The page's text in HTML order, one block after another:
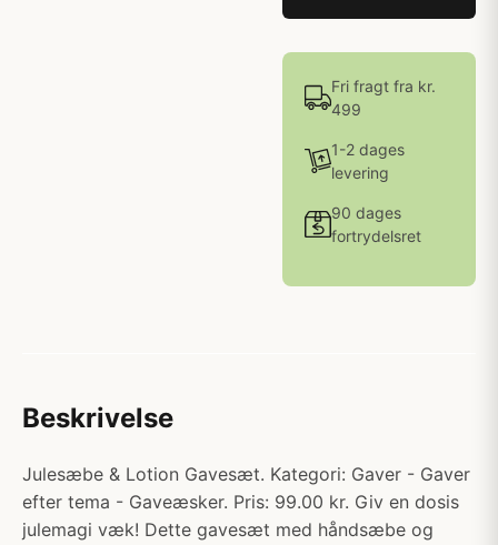
Fri fragt fra kr.
499
1-2 dages
levering
90 dages
fortrydelsret
Beskrivelse
Julesæbe & Lotion Gavesæt. Kategori: Gaver - Gaver
efter tema - Gaveæsker. Pris: 99.00 kr. Giv en dosis
julemagi væk! Dette gavesæt med håndsæbe og